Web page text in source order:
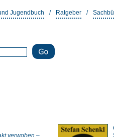
Jugendbuch / Ratgeber /
verwoben –